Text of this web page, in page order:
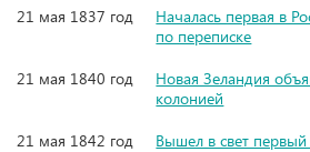
21 мая 1837 год
Началась первая в
по переписке
21 мая 1840 год
Новая Зеландия
колонией
21 мая 1842 год
Вышел в свет